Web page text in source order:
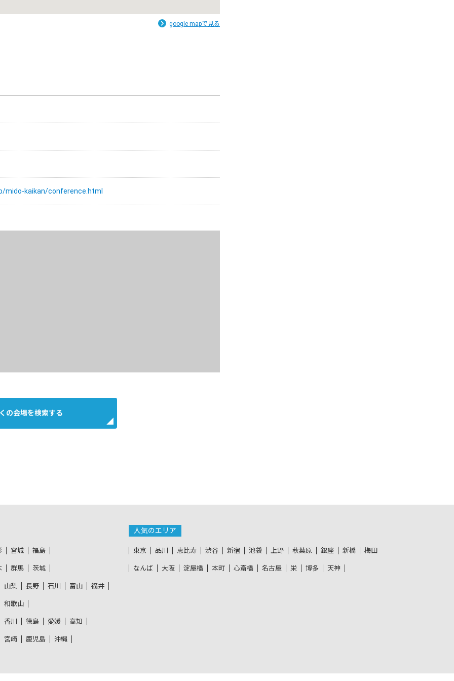
google mapで見る
mido-kaikan/conference.html
の会場を検索する
宮城 福島
群馬 茨城
山梨 長野 石川 富山 福井
和歌山
香川 徳島 愛媛 高知
宮崎 鹿児島 沖縄
人気のエリア
東京 品川 恵比寿 渋谷 新宿 池袋 上野 秋葉原 銀座 新橋 梅田
なんば 大阪 淀屋橋 本町 心斎橋 名古屋 栄 博多 天神